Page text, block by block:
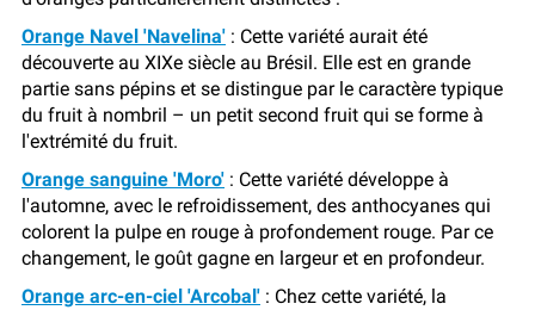
Orange Navel 'Navelina' : Cette variété aurait été
découverte au XIXe siècle au Brésil. Elle est en grande
partie sans pépins et se distingue par le caractère typique
du fruit à nombril – un petit second fruit qui se forme à
l'extrémité du fruit.
Orange sanguine 'Moro' : Cette variété développe à
l'automne, avec le refroidissement, des anthocyanes qui
colorent la pulpe en rouge à profondement rouge. Par ce
changement, le goût gagne en largeur et en profondeur.
Orange arc-en-ciel 'Arcobal' : Chez cette variété, la